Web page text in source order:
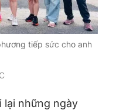
tiếp sức cho anh
lại những ngày